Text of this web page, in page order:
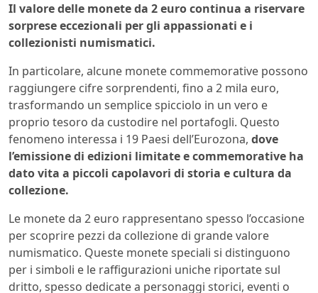
Il valore delle monete da 2 euro continua a riservare
sorprese eccezionali per gli appassionati e i
collezionisti numismatici.
In particolare, alcune monete commemorative possono
raggiungere cifre sorprendenti, fino a 2 mila euro,
trasformando un semplice spicciolo in un vero e
proprio tesoro da custodire nel portafogli. Questo
fenomeno interessa i 19 Paesi dell’Eurozona, dove
l’emissione di edizioni limitate e commemorative ha
dato vita a piccoli capolavori di storia e cultura da
collezione.
Le monete da 2 euro rappresentano spesso l’occasione
per scoprire pezzi da collezione di grande valore
numismatico. Queste monete speciali si distinguono
per i simboli e le raffigurazioni uniche riportate sul
dritto, spesso dedicate a personaggi storici, eventi o